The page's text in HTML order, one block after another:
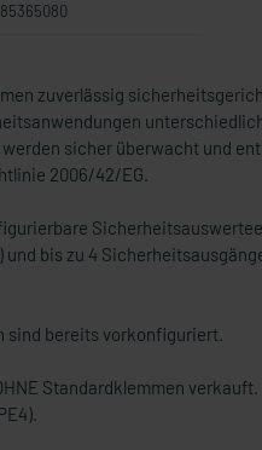
85365080
zuverlässig
sicher überwacht und
2006/42/EG.
bis zu 4
sind bereits vorkonfiguriert.
Standardklemmen